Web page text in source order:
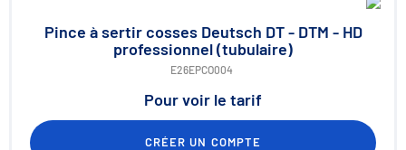
Pince à sertir cosses Deutsch DT - DTM - HD
professionnel (tubulaire)
E26EPCO004
Pour voir le tarif
CRÉER UN COMPTE